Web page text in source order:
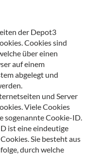
der Depot3
Cookies sind
über einen
auf einem
abgelegt und
und Server
Viele Cookies
sogenannte Cookie-ID.
ist eine eindeutige
Sie besteht aus
durch welche